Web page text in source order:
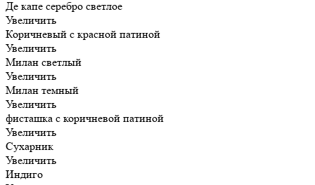
Де капе серебро светлое
Увеличить
Коричневый с красной патиной
Увеличить
Милан светлый
Увеличить
Милан темный
Увеличить
фисташка с коричневой патиной
Увеличить
Сухарник
Увеличить
Индиго